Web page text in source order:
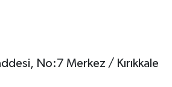
No:7 Merkez / Kırıkkale